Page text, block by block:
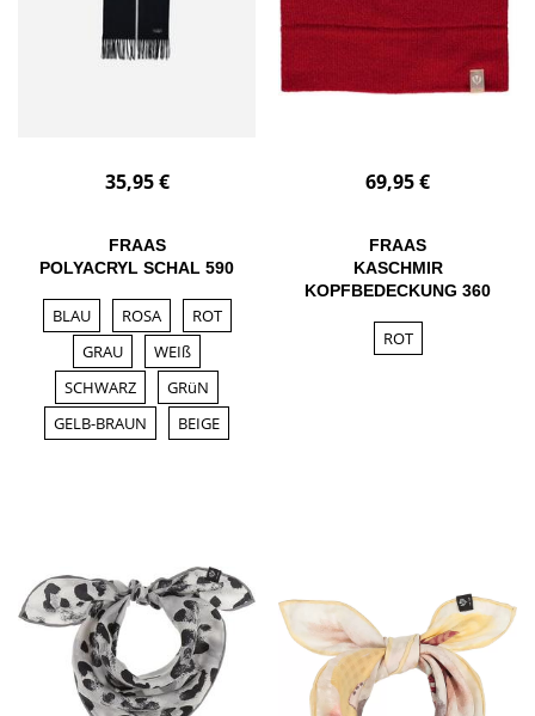
35,95 €
FRAAS
POLYACRYL SCHAL 590
BLAU ROSA
ROT
GRAU
WEIß
SCHWARZ
GRüN
GELB-BRAUN
BEIGE
69,95 €
FRAAS
KASCHMIR
KOPFBEDECKUNG 360
ROT